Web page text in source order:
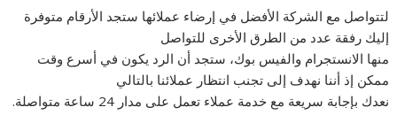
لتتواصل مع الشركة الأفضل في إرضاء عملائها ستجد الأرقام متوفرة
إليك رفقة عدد من الطرق الأخرى للتواصل
منها الانستجرام والفيس بوك، ستجد أن الرد يكون في أسرع وقت
ممكن إذ أننا نهدف إلى تجنب انتظار عملائنا بالتالي
نعدك بإجابة سريعة مع خدمة عملاء تعمل على مدار 24 ساعة متواصلة.